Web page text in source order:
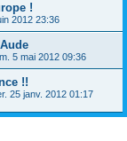
!
2012 23:36
5 mai 2012 09:36
!!
25 janv. 2012 01:17